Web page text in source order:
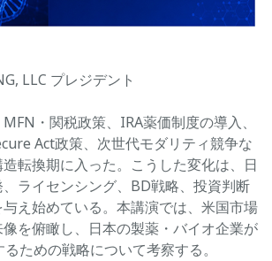
LLC プレジデント
・関税政策、IRA薬価制度の導入、
Act政策、次世代モダリティ競争な
転換期に入った。こうした変化は、日
ライセンシング、BD戦略、投資判断
え始めている。本講演では、米国市場
を俯瞰し、日本の製薬・バイオ企業が
ための戦略について考察する。